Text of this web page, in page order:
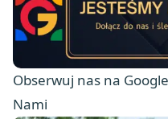
Obserwuj nas na
Nami